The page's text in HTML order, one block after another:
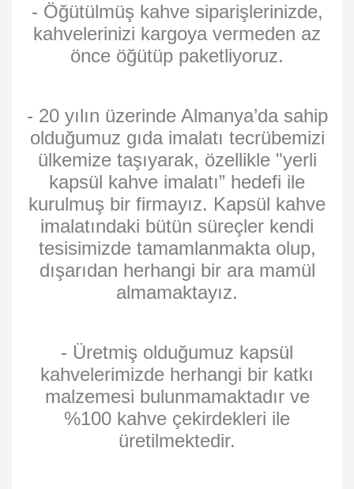
- Öğütülmüş kahve siparişlerinizde,
kahvelerinizi kargoya vermeden az
önce öğütüp paketliyoruz.
- 20 yılın üzerinde Almanya’da sahip
olduğumuz gıda imalatı tecrübemizi
ülkemize taşıyarak, özellikle "yerli
kapsül kahve imalatı” hedefi ile
kurulmuş bir firmayız. Kapsül kahve
imalatındaki bütün süreçler kendi
tesisimizde tamamlanmakta olup,
dışarıdan herhangi bir ara mamül
almamaktayız.
- Üretmiş olduğumuz kapsül
kahvelerimizde herhangi bir katkı
malzemesi bulunmamaktadır ve
%100 kahve çekirdekleri ile
üretilmektedir.